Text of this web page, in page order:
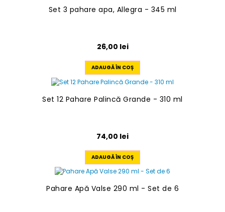
Set 3 pahare apa, Allegra - 345 ml
26,00 lei
ADAUGĂ ÎN COȘ
Set 12 Pahare Palincă Grande - 310 ml
74,00 lei
ADAUGĂ ÎN COȘ
Pahare Apă Valse 290 ml - Set de 6